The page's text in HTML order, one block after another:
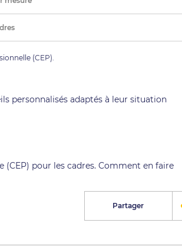
(CEP).
personnalisés adaptés à leur situation
(CEP) pour les cadres. Comment en faire
Partager